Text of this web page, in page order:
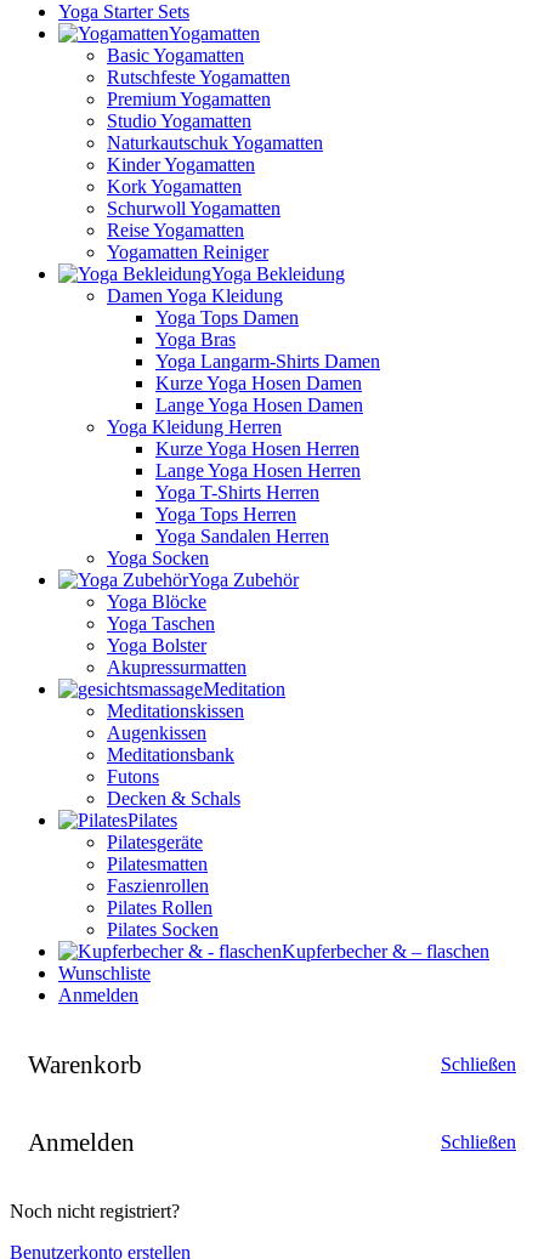
Yoga Starter Sets
Yogamatten
Basic Yogamatten
Rutschfeste Yogamatten
Premium Yogamatten
Studio Yogamatten
Naturkautschuk Yogamatten
Kinder Yogamatten
Kork Yogamatten
Schurwoll Yogamatten
Reise Yogamatten
Yogamatten Reiniger
Yoga Bekleidung
Damen Yoga Kleidung
Yoga Tops Damen
Yoga Bras
Yoga Langarm-Shirts Damen
Kurze Yoga Hosen Damen
Lange Yoga Hosen Damen
Yoga Kleidung Herren
Kurze Yoga Hosen Herren
Lange Yoga Hosen Herren
Yoga T-Shirts Herren
Yoga Tops Herren
Yoga Sandalen Herren
Yoga Socken
Yoga Zubehör
Yoga Blöcke
Yoga Taschen
Yoga Bolster
Akupressurmatten
Meditation
Meditationskissen
Augenkissen
Meditationsbank
Futons
Decken & Schals
Pilates
Pilatesgeräte
Pilatesmatten
Faszienrollen
Pilates Rollen
Pilates Socken
Kupferbecher & – flaschen
Wunschliste
Anmelden
Warenkorb Schließen
Anmelden Schließen
Noch nicht registriert?
Benutzerkonto erstellen